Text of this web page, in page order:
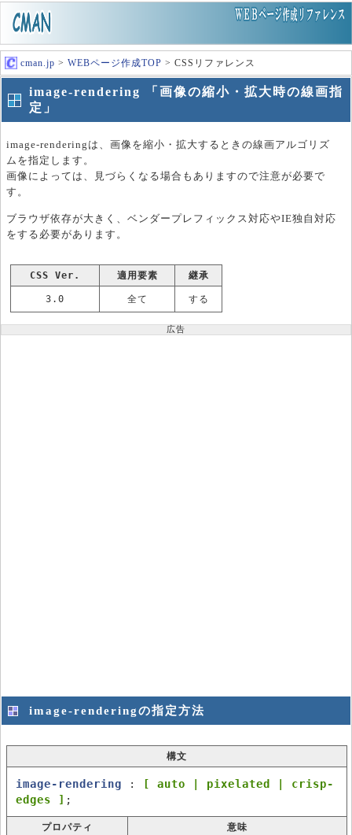
cman.jp > WEBページ作成TOP > CSSリファレンス
image-rendering 「画像の縮小・拡大時の線画指
定」
image-renderingは、画像を縮小・拡大するときの線画アルゴリズ
ムを指定します。
画像によっては、見づらくなる場合もありますので注意が必要で
す。
ブラウザ依存が大きく、ベンダープレフィックス対応やIE独自対応
をする必要があります。
CSS Ver. 適用要素 継承
3.0 全て する
広告
image-renderingの指定方法
構文
image-rendering :
[ auto | pixelated | crisp-
edges ] ;
プロパティ 意味